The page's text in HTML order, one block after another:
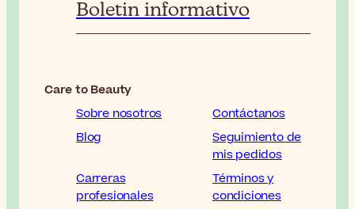
Boletin informativo
Care to Beauty
Sobre nosotros
Contáctanos
Blog
Seguimiento de
mis pedidos
Carreras
profesionales
Términos y
condiciones